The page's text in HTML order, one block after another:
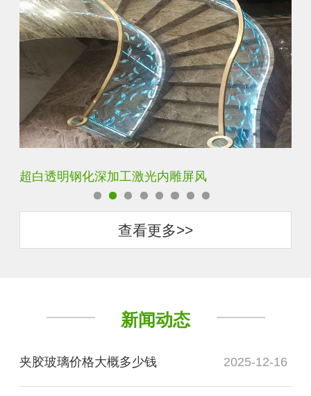
玄关水晶立体雕刻3D激光内雕玻璃
查看更多>>
新闻动态
夹胶玻璃价格大概多少钱 2025-12-16